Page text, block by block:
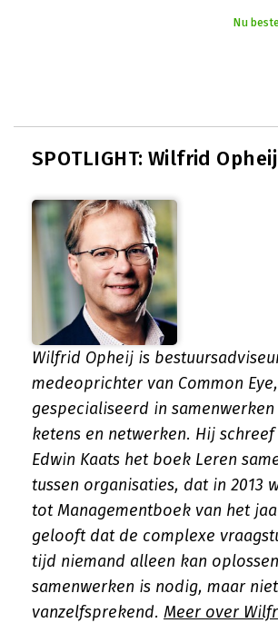
Nu
SPOTLIGHT: Wilfrid Opheij
Wilfrid Opheij is
medeoprichter van Common Eye,
gespecialiseerd in
ketens en netwerken. Hij
Edwin Kaats het boek Leren
tussen organisaties, dat in 2013
tot Managementboek van het
gelooft dat de complexe
tijd niemand alleen kan
samenwerken is nodig, maar niet
vanzelfsprekend. Meer over